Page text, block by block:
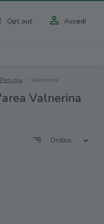
Opt out Accedi
Valnerina
Valnerina
Ordina